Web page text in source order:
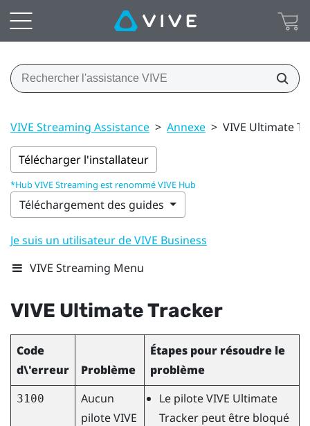
VIVE Streaming Assistance > Annexe > VIVE Ultimate
Télécharger l'installateur
*Hub VIVE Streaming est renommé VIVE Hub
Téléchargement des guides
Je suis un utilisateur de VIVE Business
VIVE Streaming Menu
VIVE Ultimate Tracker
Code
d\'erreur
Problème
Étapes pour résoudre le
problème
3100
Aucun
piloteVIVE
Le piloteVIVE Ultimate
Trackerpeut être bloqué